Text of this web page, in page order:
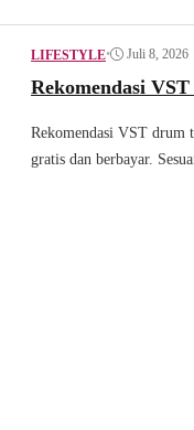
LIFESTYLE• Juli 8, 2026
Rekomendasi
Rekomendasi VST drum
gratis dan berbayar.